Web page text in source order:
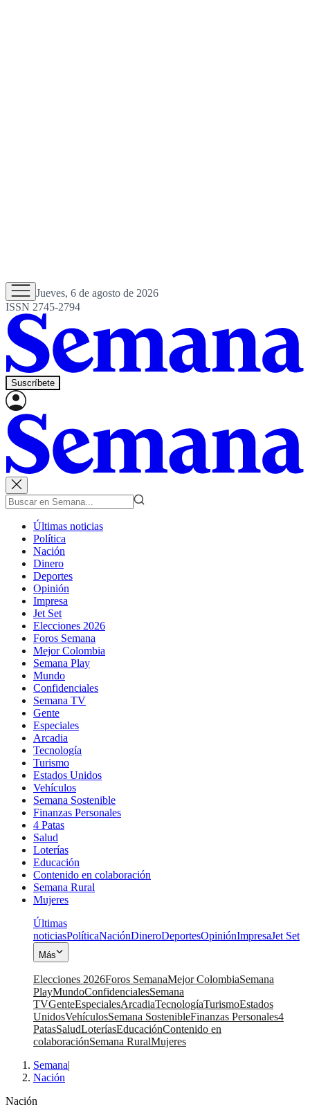
Jueves, 6 de agosto de 2026
ISSN 2745-2794
Suscríbete
Últimas noticias
Política
Nación
Dinero
Deportes
Opinión
Impresa
Jet Set
Elecciones 2026
Foros Semana
Mejor Colombia
Semana Play
Mundo
Confidenciales
Semana TV
Gente
Especiales
Arcadia
Tecnología
Turismo
Estados Unidos
Vehículos
Semana Sostenible
Finanzas Personales
4 Patas
Salud
Loterías
Educación
Contenido en colaboración
Semana Rural
Mujeres
Últimas
noticiasPolíticaNaciónDineroDeportesOpiniónImpresaJet Set
Más
Elecciones 2026Foros SemanaMejor ColombiaSemana
PlayMundoConfidencialesSemana
TVGenteEspecialesArcadiaTecnologíaTurismoEstados
UnidosVehículosSemana SostenibleFinanzas Personales4
PatasSaludLoteríasEducaciónContenido en
colaboraciónSemana RuralMujeres
Semana|
Nación
Nación